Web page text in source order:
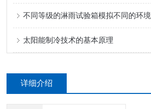
不同等级的淋雨试验箱模拟不同的环境
太阳能制冷技术的基本原理
详细介绍